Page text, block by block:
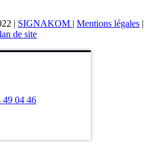
| SIGNAKOM | Mentions légales |
de site
49 04 46